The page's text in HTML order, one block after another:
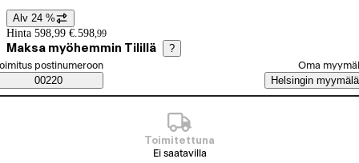
Hintatiedot
Alv 24 %
Hinta 598,99 €. 598,99
Maksa myöhemmin Tilillä ?
Saatavuustiedot
tilaustapa
postinumeroon
00220
Oma
Helsingin myymälä
Toimitettuna
Ei saatavilla